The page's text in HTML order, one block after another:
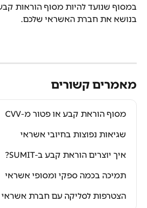
במסוף שנועד להיות מסוף הוראות
בנושא את חברת האשראי שלכם.
מאמרים קשורים
מסוף הוראת קבע או פטור מ-CVV
שגיאות נפוצות בחיובי אשראי
איך יוצרים הוראת קבע ב-SUMIT?
תמיכה בכמה ספקי ומסופי אשראי
הצטרפות לסליקה עם חברת אשראי